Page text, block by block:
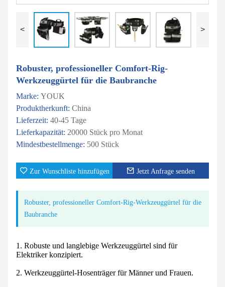
< >
Robuster, professioneller Comfort-Rig-
Werkzeuggürtel für die Baubranche
Marke: YOUK
Produktherkunft: China
Lieferzeit: 40-45 Tage
Lieferkapazität: 20000 Stück pro Monat
Mindestbestellmenge: 500 Stück
Zur Wunschliste hinzufügen Jetzt Anfrage senden
Robuster, professioneller Comfort-Rig-Werkzeuggürtel für die
Baubranche
1. Robuste und langlebige Werkzeuggürtel sind für
Elektriker konzipiert.
2. Werkzeuggürtel-Hosenträger für Männer und Frauen.